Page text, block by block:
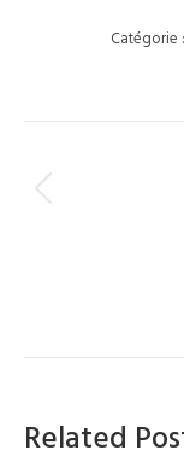
Catégorie :
article
Related